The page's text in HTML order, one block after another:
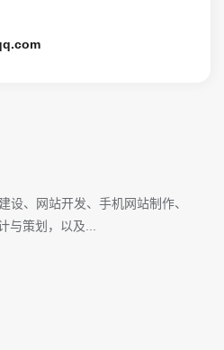
设、网站开发、手机网站制作、
与策划，以及...